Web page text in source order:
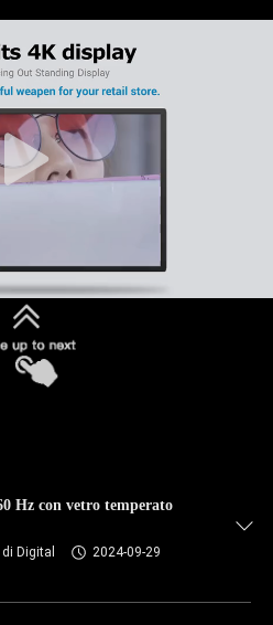
Hz con vetro temperato
Digital
2024-09-29